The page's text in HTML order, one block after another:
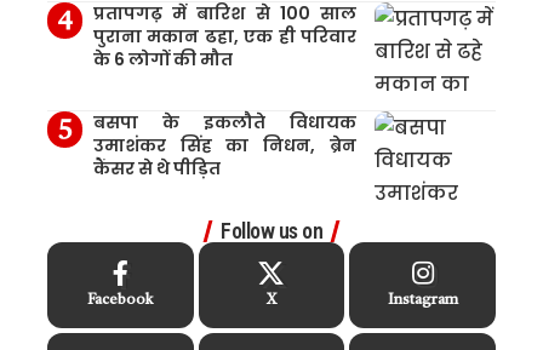
प्रतापगढ़ में बारिश से 100 साल
पुराना मकान ढहा, एक ही परिवार
के 6 लोगों की मौत
बसपा के इकलौते विधायक
उमाशंकर सिंह का निधन, ब्रेन
कैंसर से थे पीड़ित
Follow us on
Facebook X Instagram